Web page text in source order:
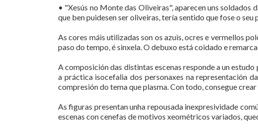
• "Xesús no Monte das Oliveiras", aparecen uns soldados
que ben puidesen ser oliveiras, tería sentido que fose o
As cores máis utilizadas son os azuis, ocres e vermellos
paso do tempo, é sinxela. O debuxo está coidado e
A composición das distintas escenas responde a un
a práctica isocefalia dos personaxes na representación
compresión do tema que plasma. Con todo, consegue
As figuras presentan unha repousada inexpresividade
escenas con cenefas de motivos xeométricos variados,